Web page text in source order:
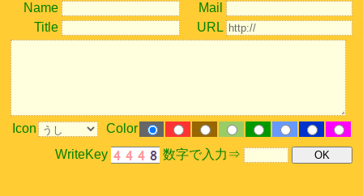
Name
Mail
Title
URL
Icon
Color
WriteKey
数字で入力⇒